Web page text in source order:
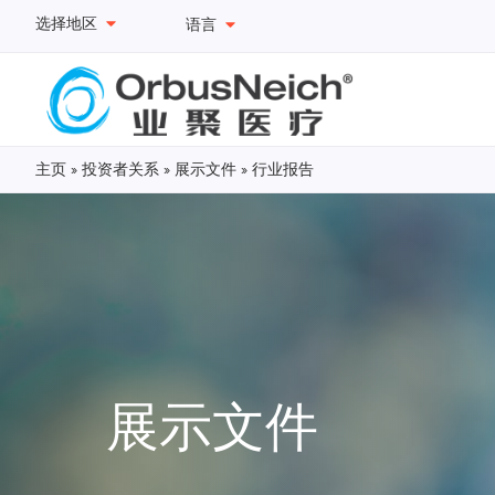
选择地区 语言
主页 » 投资者关系 » 展示文件 » 行业报告
展示文件